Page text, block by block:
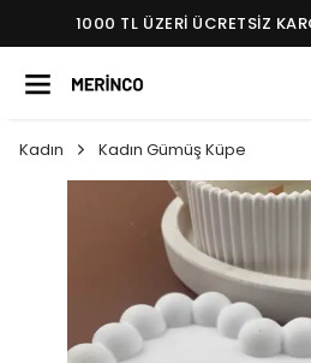
1000 TL ÜZERI ÜCRETSIZ
Kadın Kadın Gümüş Küpe